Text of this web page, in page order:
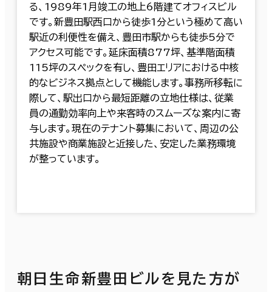
る、1989年1月竣工の地上6階建てオフィスビル
です。新豊田駅西口から徒歩1分という極めて高い
駅近の利便性を備え、豊田市駅からも徒歩5分で
アクセス可能です。延床面積877坪、基準階面積
115坪のスペックを有し、豊田エリアにおける中核
的なビジネス拠点として機能します。事務所移転に
際して、駅出口から最短距離の立地仕様は、従業
員の通勤効率向上や来客時のスムーズな案内に寄
与します。現在のテナント募集において、周辺の公
共施設や商業施設と近接した、安定した業務環境
が整っています。
朝日生命新豊田ビルを見た方が